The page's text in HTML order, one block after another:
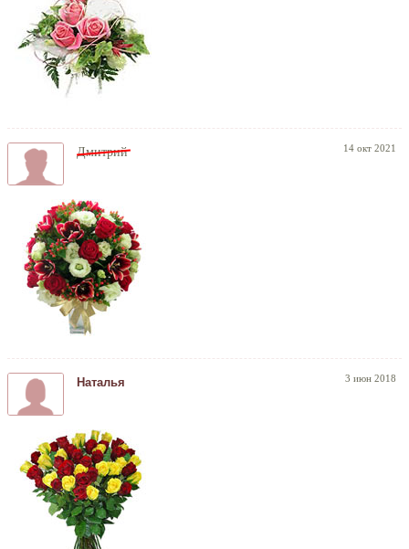
14 окт 2021
Дмитрий
3 июн 2018
Наталья